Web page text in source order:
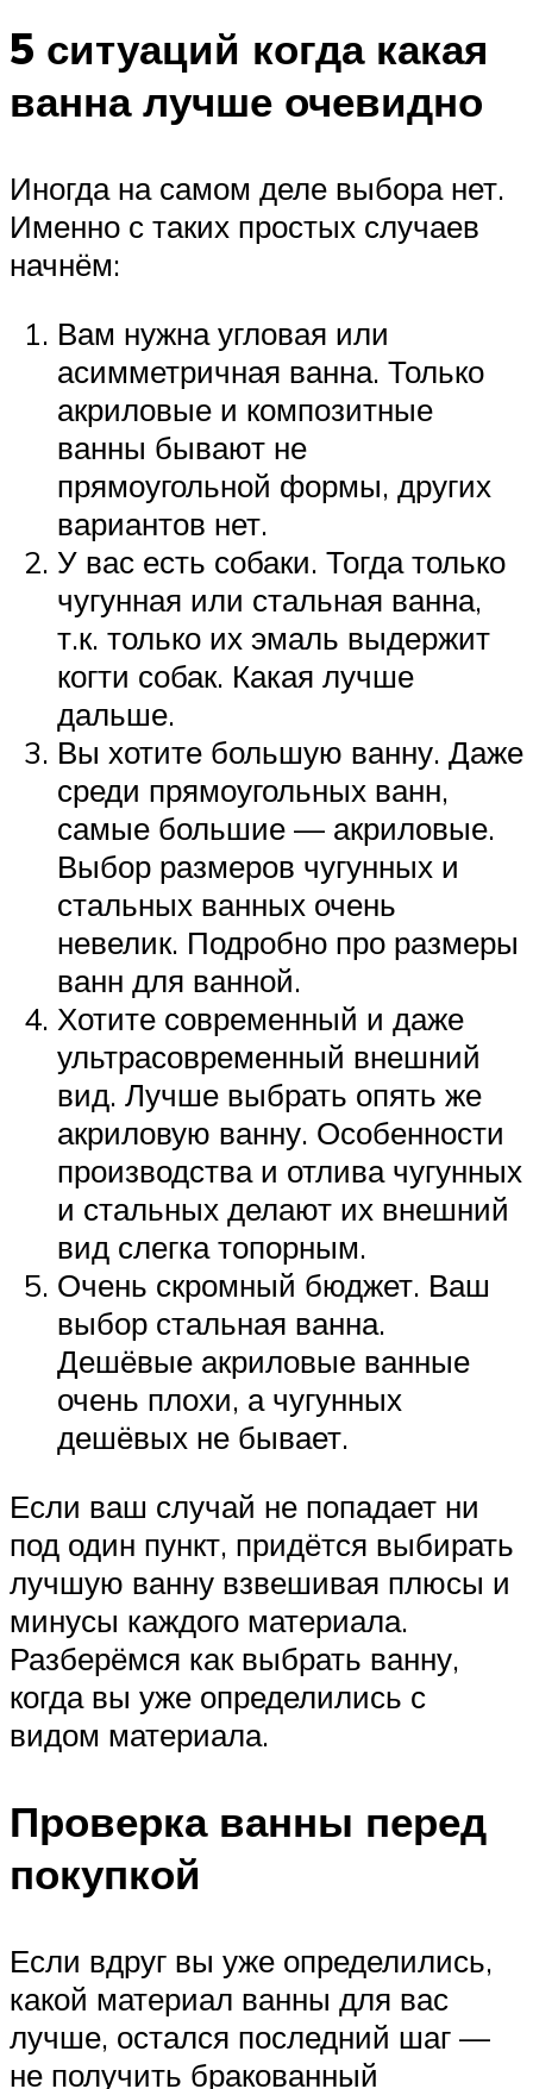
5 ситуаций когда какая
ванна лучше очевидно
Иногда на самом деле выбора нет.
Именно с таких простых случаев
начнём:
Вам нужна угловая или
асимметричная ванна. Только
акриловые и композитные
ванны бывают не
прямоугольной формы, других
вариантов нет.
У вас есть собаки. Тогда только
чугунная или стальная ванна,
т.к. только их эмаль выдержит
когти собак. Какая лучше
дальше.
Вы хотите большую ванну. Даже
среди прямоугольных ванн,
самые большие — акриловые.
Выбор размеров чугунных и
стальных ванных очень
невелик. Подробно про размеры
ванн для ванной.
Хотите современный и даже
ультрасовременный внешний
вид. Лучше выбрать опять же
акриловую ванну. Особенности
производства и отлива чугунных
и стальных делают их внешний
вид слегка топорным.
Очень скромный бюджет. Ваш
выбор стальная ванна.
Дешёвые акриловые ванные
очень плохи, а чугунных
дешёвых не бывает.
Если ваш случай не попадает ни
под один пункт, придётся выбирать
лучшую ванну взвешивая плюсы и
минусы каждого материала.
Разберёмся как выбрать ванну,
когда вы уже определились с
видом материала.
Проверка ванны перед
покупкой
Если вдруг вы уже определились,
какой материал ванны для вас
лучше, остался последний шаг —
не получить бракованный